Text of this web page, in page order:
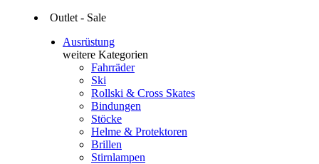
Outlet - Sale
Ausrüstung
weitere Kategorien
Fahrräder
Ski
Rollski & Cross Skates
Bindungen
Stöcke
Helme & Protektoren
Brillen
Stirnlampen